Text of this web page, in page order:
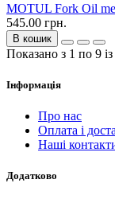
MOTUL Fork Oil
545.00 грн.
В кошик
Показано з 1 по 9
Інформація
Про нас
Оплата і
Наші
Додатково